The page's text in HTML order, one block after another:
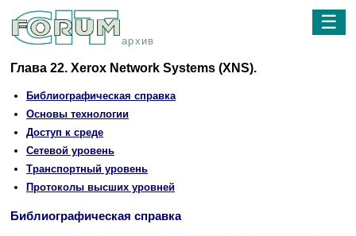
архив
☰
Глава 22. Xerox Network Systems (XNS).
Библиографическая справка
Основы технологии
Доступ к среде
Сетевой уровень
Транспортный уровень
Протоколы высших уровней
Библиографическая справка